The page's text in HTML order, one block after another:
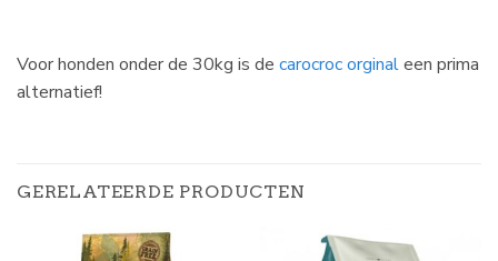
Voor honden onder de 30kg is de carocroc orginaleen prima
alternatief!
GERELATEERDE PRODUCTEN